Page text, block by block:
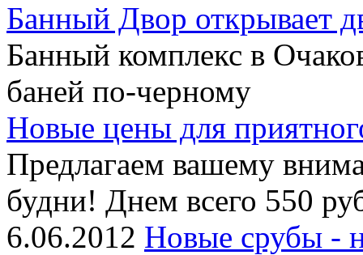
Банный Двор открывает
Банный комплекс в
баней по-черному
Новые цены для
Предлагаем вашему
будни! Днем всего 550
6.06.2012 Новые срубы -